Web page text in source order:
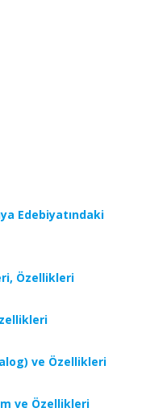
Edebiyatındaki
Özellikleri
ve Özellikleri
ve Özellikleri